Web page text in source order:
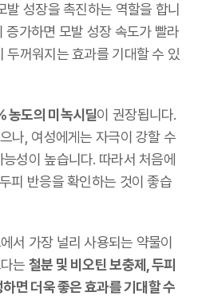
발 성장을 촉진하는 역할을 합니
증가하면 모발 성장 속도가 빨라
두꺼워지는 효과를 기대할 수 있
농도의 미녹시딜이 권장됩니다.
나, 여성에게는 자극이 강할 수
성이 높습니다. 따라서 처음에
피 반응을 확인하는 것이 좋습
서 가장 널리 사용되는 약물이
는 철분 및 비오틴 보충제, 두피
면 더욱 좋은 효과를 기대할 수